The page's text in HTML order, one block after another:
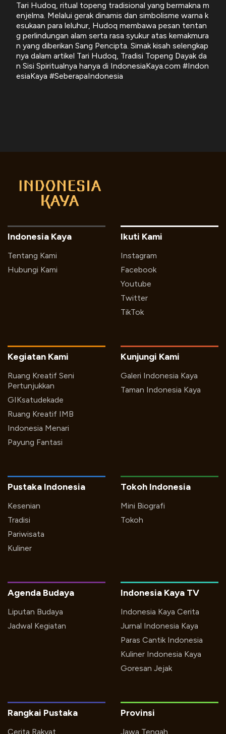
Tari Hudoq, ritual topeng tradisional yang bermakna m
enjelma. Melalui gerak dinamis dan simbolisme warna k
esukaan para leluhur, Hudoq membawa pesan tentan
g perlindungan alam serta rasa syukur atas kemakmura
n yang diberikan Sang Pencipta. Simak kisah selengkap
nya dalam artikel Tari Hudoq, Tradisi Topeng Dayak da
n Sisi Spiritualnya hanya di IndonesiaKaya.com #Indon
esiaKaya #SeberapaIndonesia
Indonesia Kaya
Tentang Kami
Hubungi Kami
Ikuti Kami
Instagram
Facebook
Youtube
Twitter
TikTok
Kegiatan Kami
Ruang Kreatif Seni
Pertunjukkan
GIKsatudekade
Ruang Kreatif IMB
Indonesia Menari
Payung Fantasi
Kunjungi Kami
Galeri Indonesia Kaya
Taman Indonesia Kaya
Pustaka Indonesia
Kesenian
Tradisi
Pariwisata
Kuliner
Tokoh Indonesia
Mini Biografi
Tokoh
Indonesia Kaya TV
Indonesia Kaya Cerita
Jurnal Indonesia Kaya
Paras Cantik Indonesia
Kuliner Indonesia Kaya
Goresan Jejak
Agenda Budaya
Liputan Budaya
Jadwal Kegiatan
Rangkai Pustaka
Cerita Rakyat
Provinsi
Jawa Tengah